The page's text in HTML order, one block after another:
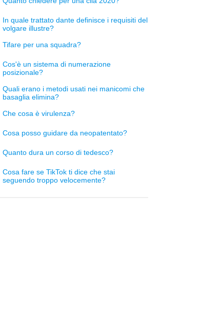
In quale trattato dante definisce i requisiti del
volgare illustre?
Tifare per una squadra?
Cos'è un sistema di numerazione
posizionale?
Quali erano i metodi usati nei manicomi che
basaglia elimina?
Che cosa è virulenza?
Cosa posso guidare da neopatentato?
Quanto dura un corso di tedesco?
Cosa fare se TikTok ti dice che stai
seguendo troppo velocemente?